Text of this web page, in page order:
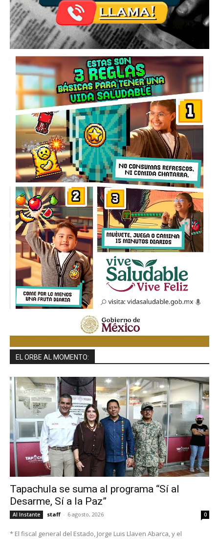
EL ORBE AL MOMENTO:
Tapachula se suma al programa “Sí al
Desarme, Sí a la Paz”
Al Instante staff - 6 agosto, 2026 0
* El fiscal general del Estado, Jorge Luis Llaven Abarca, y el